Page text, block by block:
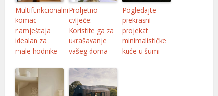
Multifunkcionalni
komad
namještaja
idealan za
male hodnike
Proljetno
cvijeće:
Koristite ga za
ukrašavanje
vašeg doma
Pogledajte
prekrasni
projekat
minimalističke
kuće u šumi